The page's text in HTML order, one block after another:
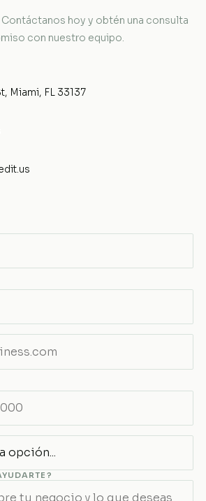
hoy y obtén una consulta
con nuestro equipo.
Miami, FL 33137